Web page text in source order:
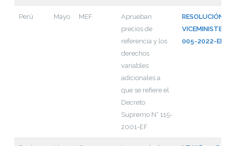
Perú Mayo MEF
Aprueban
precios de
referencia y los
derechos
variables
adicionales a
que se refiere el
Decreto
Supremo N° 115-
2001-EF
RESOLUCIÓN
005-2022-EF/